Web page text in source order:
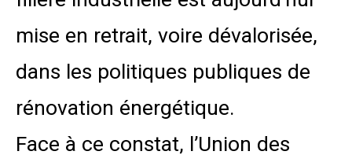
mise en retrait, voire dévalorisée,
dans les politiques publiques de
rénovation énergétique.
Face à ce constat, l’Union des